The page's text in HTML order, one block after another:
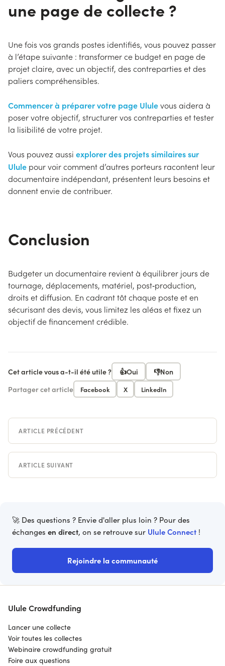
une page de collecte ?
Une fois vos grands postes identifiés, vous pouvez passer
à l’étape suivante : transformer ce budget en page de
projet claire, avec un objectif, des contreparties et des
paliers compréhensibles.
Commencer à préparer votre page Ululevous aidera à
poser votre objectif, structurer vos contreparties et tester
la lisibilité de votre projet.
Vous pouvez aussi explorer des projets similaires sur
Ulule pour voir comment d’autres porteurs racontent leur
documentaire indépendant, présentent leurs besoins et
donnent envie de contribuer.
Conclusion
Budgeter un documentaire revient à équilibrer jours de
tournage, déplacements, matériel, post‑production,
droits et diffusion. En cadrant tôt chaque poste et en
sécurisant des devis, vous limitez les aléas et fixez un
objectif de financement crédible.
Cet article vous a-t-il été utile ? 👍Oui 👎Non
Partager cet article
Facebook X LinkedIn
ARTICLE PRÉCÉDENT
ARTICLE SUIVANT
🚀 Des questions ? Envie d'aller plus loin ? Pour des
échanges en direct, on se retrouve sur Ulule Connect !
Rejoindre la communauté
Ulule Crowdfunding
Lancer une collecte
Voir toutes les collectes
Webinaire crowdfunding gratuit
Foire aux questions